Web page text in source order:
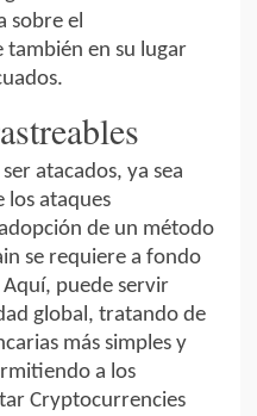
sobre el
en su lugar
atacados, ya sea
los ataques
de un método
se requiere a fondo
Aquí, puede servir
global, tratando de
más simples y
a los
Cryptocurrencies